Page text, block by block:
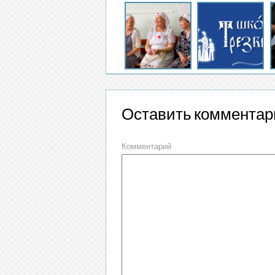
Оставить
Комментарий